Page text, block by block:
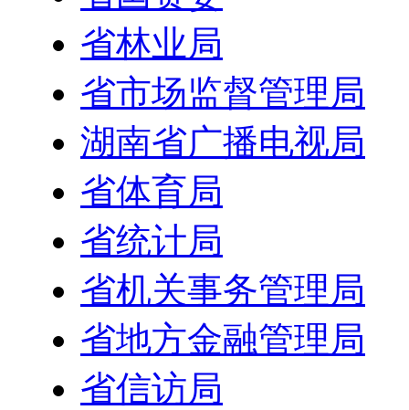
省林业局
省市场监督管理局
湖南省广播电视局
省体育局
省统计局
省机关事务管理局
省地方金融管理局
省信访局